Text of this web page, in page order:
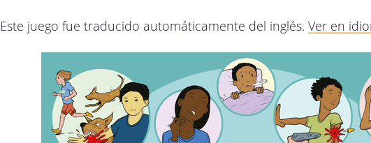
Este juego fue traducido automáticamente del inglés. Ver en
StreetSmart Play:
Los servicios en línea de StreetSmart Play: sitios web,
servicios de Internet que le dan acceso al contenido de
Play.
Esta política de privacidad es responsabilidad de Mobile